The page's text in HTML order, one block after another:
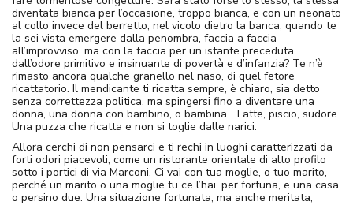
diventata bianca per l’occasione, troppo bianca, e con un neonato
al collo invece del berretto, nel vicolo dietro la banca, quando te
la sei vista emergere dalla penombra, faccia a faccia
all’improvviso, ma con la faccia per un istante preceduta
dall’odore primitivo e insinuante di povertà e d’infanzia? Te n’è
rimasto ancora qualche granello nel naso, di quel fetore
ricattatorio. Il mendicante ti ricatta sempre, è chiaro, sia detto
senza correttezza politica, ma spingersi fino a diventare una
donna, una donna con bambino, o bambina… Latte, piscio, sudore.
Una puzza che ricatta e non si toglie dalle narici.
Allora cerchi di non pensarci e ti rechi in luoghi caratterizzati da
forti odori piacevoli, come un ristorante orientale di alto profilo
sotto i portici di via Marconi. Ci vai con tua moglie, o tuo marito,
perché un marito o una moglie tu ce l’hai, per fortuna, e una casa,
o persino due. Una situazione fortunata, ma anche meritata,